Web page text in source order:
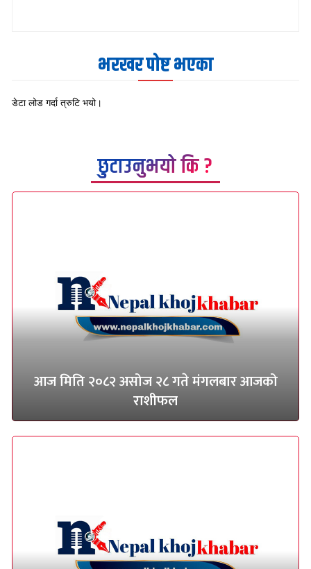
भरखर पोष्ट भएका
डेटा लोड गर्दा त्रुटि भयो।
छुटाउनुभयो कि ?
आज मिति २०८२ असोज २८ गते मंगलबार आजको
राशीफल